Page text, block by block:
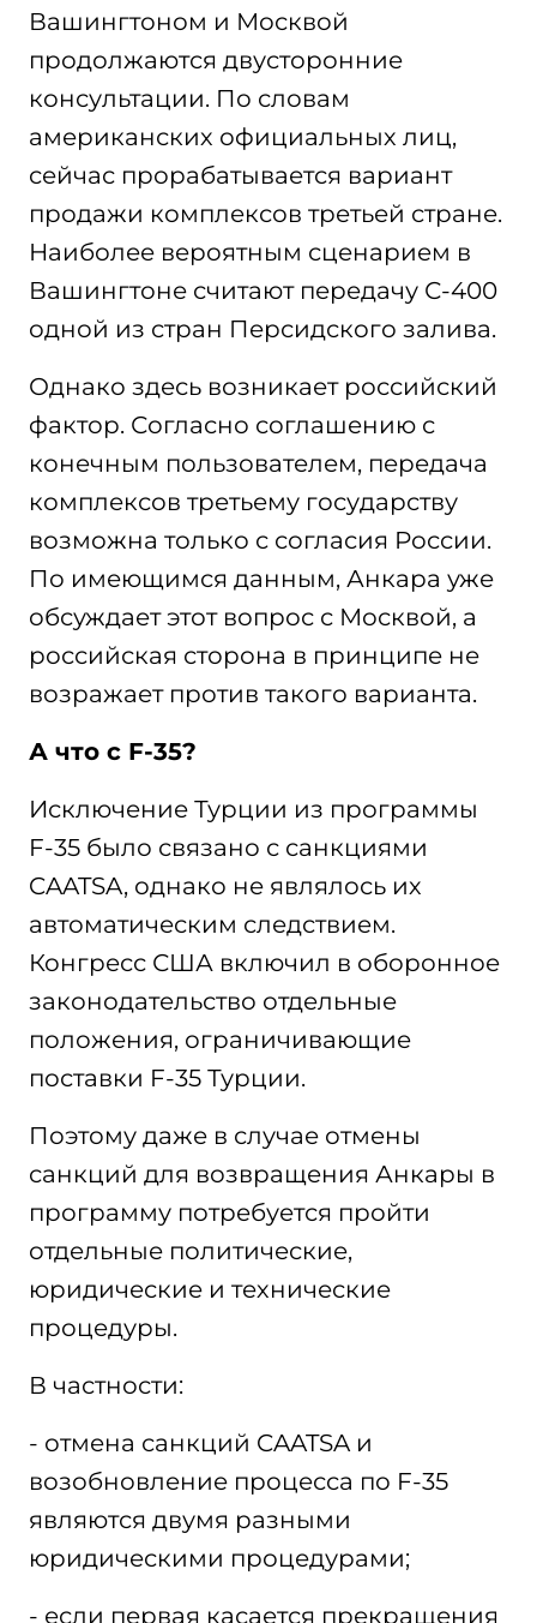
Вашингтоном и Москвой
продолжаются двусторонние
консультации. По словам
американских официальных лиц,
сейчас прорабатывается вариант
продажи комплексов третьей стране.
Наиболее вероятным сценарием в
Вашингтоне считают передачу С-400
одной из стран Персидского залива.
Однако здесь возникает российский
фактор. Согласно соглашению с
конечным пользователем, передача
комплексов третьему государству
возможна только с согласия России.
По имеющимся данным, Анкара уже
обсуждает этот вопрос с Москвой, а
российская сторона в принципе не
возражает против такого варианта.
А что с F-35?
Исключение Турции из программы
F-35 было связано с санкциями
CAATSA, однако не являлось их
автоматическим следствием.
Конгресс США включил в оборонное
законодательство отдельные
положения, ограничивающие
поставки F-35 Турции.
Поэтому даже в случае отмены
санкций для возвращения Анкары в
программу потребуется пройти
отдельные политические,
юридические и технические
процедуры.
В частности:
- отмена санкций CAATSA и
возобновление процесса по F-35
являются двумя разными
юридическими процедурами;
- если первая касается прекращения